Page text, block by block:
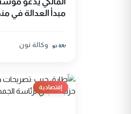
مبدأ العدالة في
وكالة نون
إقتصادية